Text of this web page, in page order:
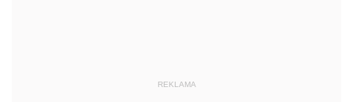
REKLAMA